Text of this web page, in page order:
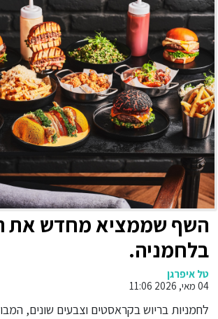
השף שממציא מחדש את
בלחמניה.
טל איפרגן
04 מאי, 2026 11:06
לחמניות בריוש בקראסטים וצבעים שונים,